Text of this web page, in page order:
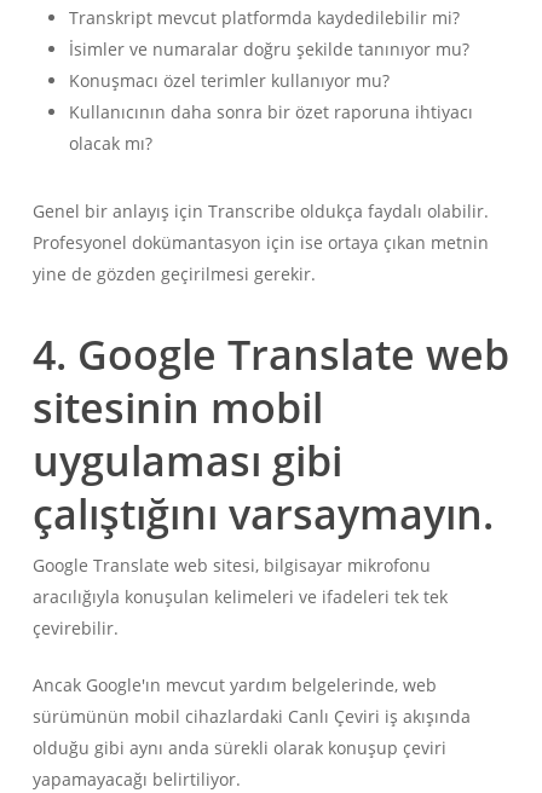
Transkript mevcut platformda kaydedilebilir mi?
İsimler ve numaralar doğru şekilde tanınıyor mu?
Konuşmacı özel terimler kullanıyor mu?
Kullanıcının daha sonra bir özet raporuna ihtiyacı
olacak mı?
Genel bir anlayış için Transcribe oldukça faydalı olabilir.
Profesyonel dokümantasyon için ise ortaya çıkan metnin
yine de gözden geçirilmesi gerekir.
4. Google Translate web
sitesinin mobil
uygulaması gibi
çalıştığını varsaymayın.
Google Translate web sitesi, bilgisayar mikrofonu
aracılığıyla konuşulan kelimeleri ve ifadeleri tek tek
çevirebilir.
Ancak Google'ın mevcut yardım belgelerinde, web
sürümünün mobil cihazlardaki Canlı Çeviri iş akışında
olduğu gibi aynı anda sürekli olarak konuşup çeviri
yapamayacağı belirtiliyor.